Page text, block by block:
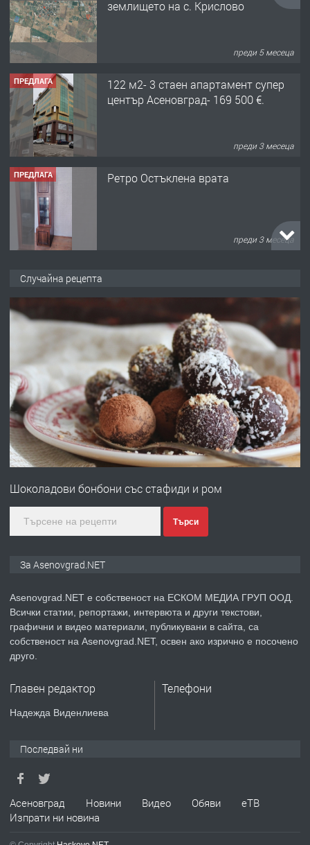
землището на с. Крислово
преди 5 месеца
ПРЕДЛАГА
122 м2- 3 стаен апартамент супер
център Асеновград- 169 500 €.
преди 3 месеца
ПРЕДЛАГА Ретро Остъклена врата
преди 3 месеца
преди 10 месеца
ПРЕДЛАГА
Професионална броячна машина -
със сертификат от ЕЦБ
преди 1 година
ПРЕДЛАГА
Професионална зеленчукорезачка
преди 2 години
ПРЕДЛАГА
Давам индивидуалани уроци по
преди 2 години
Случайна рецепта
Шоколадови бонбони със стафиди и ром
Търси
За Asenovgrad.NET
Asenovgrad.NET е собственост на ЕСКОМ МЕДИА ГРУП ООД.
Всички статии, репортажи, интервюта и други текстови,
графични и видео материали, публикувани в сайта, са
собственост на Asenovgrad.NET, освен ако изрично е посочено
друго.
Главен редактор
Надежда Виденлиева
Телефони
Последвай ни
Асеновград Новини Видео Обяви
еТВ
Изпрати ни новина